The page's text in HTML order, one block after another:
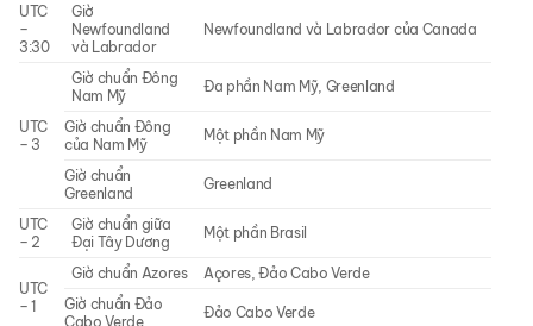
UTC
–
3:30
Giờ
Newfoundland
và Labrador
Newfoundland và Labrador của Canada
UTC
– 3
Giờ chuẩn Đông
Nam Mỹ
Đa phần Nam Mỹ, Greenland
Giờ chuẩn Đông
của Nam Mỹ
Một phần Nam Mỹ
Giờ chuẩn
Greenland
Greenland
UTC
– 2
Giờ chuẩn giữa
Đại Tây Dương
Một phần Brasil
UTC
– 1
Giờ chuẩn Azores
Açores, Đảo Cabo Verde
Giờ chuẩn Đảo
Cabo Verde
Đảo Cabo Verde